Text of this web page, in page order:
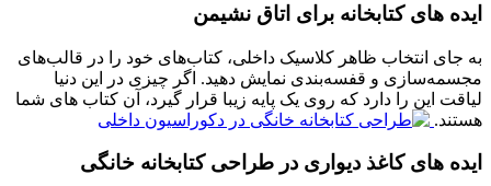
ایده های کتابخانه برای اتاق نشیمن
به جای انتخاب ظاهر کلاسیک داخلی، کتاب‌های خود را در قالب‌های
مجسمه‌سازی و قفسه‌بندی نمایش دهید. اگر چیزی در این دنیا
لیاقت این را دارد که روی یک پایه زیبا قرار گیرد، آن کتاب های شما
هستند.
ایده های کاغذ دیواری در طراحی کتابخانه خانگی